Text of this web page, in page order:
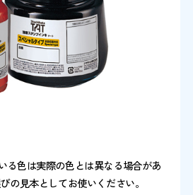
る色は実際の色とは異なる場合があ
の見本としてお使いください。